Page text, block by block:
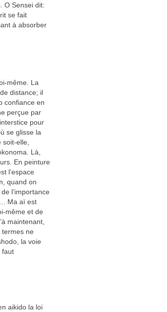
O Sensei dit:
se fait
à absorber
même. La
distance; il
confiance en
perçue par
pour
se glisse la
soit-elle,
Là,
En peinture
l’espace
quand on
l’importance
Ma aï est
même et de
maintenant,
ne
la voie
faut
aikido la loi